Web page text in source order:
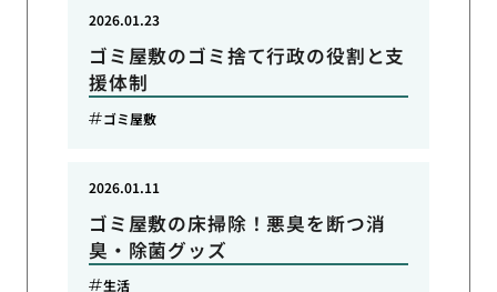
ゴミ屋敷のゴミ捨て行政の役割と支
援体制
2026.01.23
ゴミ屋敷
ゴミ屋敷の床掃除！悪臭を断つ消
臭・除菌グッズ
2026.01.11
生活